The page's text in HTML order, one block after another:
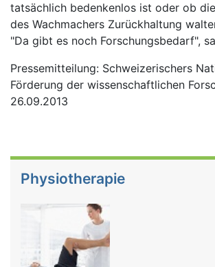
tatsächlich bedenkenlos ist oder ob
des Wachmachers Zurückhaltung
"Da gibt es noch Forschungsbedarf",
Pressemitteilung: Schweizerischers
Förderung der wissenschaftlichen
26.09.2013
Physiotherapie